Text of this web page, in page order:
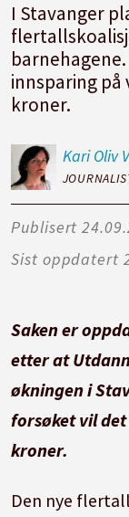
I Stavanger
innsparing
kroner.
Kari Oliv
Publisert
Sist oppdatert
Saken er
etter at
økningen i
forsøket vil
kroner.
Den nye